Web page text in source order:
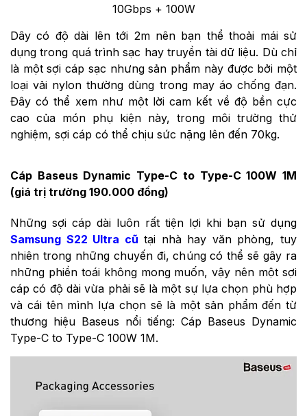
10Gbps + 100W
Dây có độ dài lên tới 2m nên bạn thể thoải mái sử
dụng trong quá trình sạc hay truyền tài dữ liệu. Dù chỉ
là một sợi cáp sạc nhưng sản phẩm này được bởi một
loại vải nylon thường dùng trong may áo chống đạn.
Đây có thể xem như một lời cam kết về độ bền cực
cao của món phụ kiện này, trong môi trường thử
nghiệm, sợi cáp có thể chịu sức nặng lên đến 70kg.
Cáp Baseus Dynamic Type-C to Type-C 100W 1M
(giá trị trường 190.000 đồng)
Những sợi cáp dài luôn rất tiện lợi khi bạn sử dụng
Samsung S22 Ultra cũ tại nhà hay văn phòng, tuy
nhiên trong những chuyến đi, chúng có thể sẽ gây ra
những phiền toái không mong muốn, vậy nên một sợi
cáp có độ dài vừa phải sẽ là một sự lựa chọn phù hợp
và cái tên mình lựa chọn sẽ là một sản phẩm đến từ
thương hiệu Baseus nổi tiếng: Cáp Baseus Dynamic
Type-C to Type-C 100W 1M.